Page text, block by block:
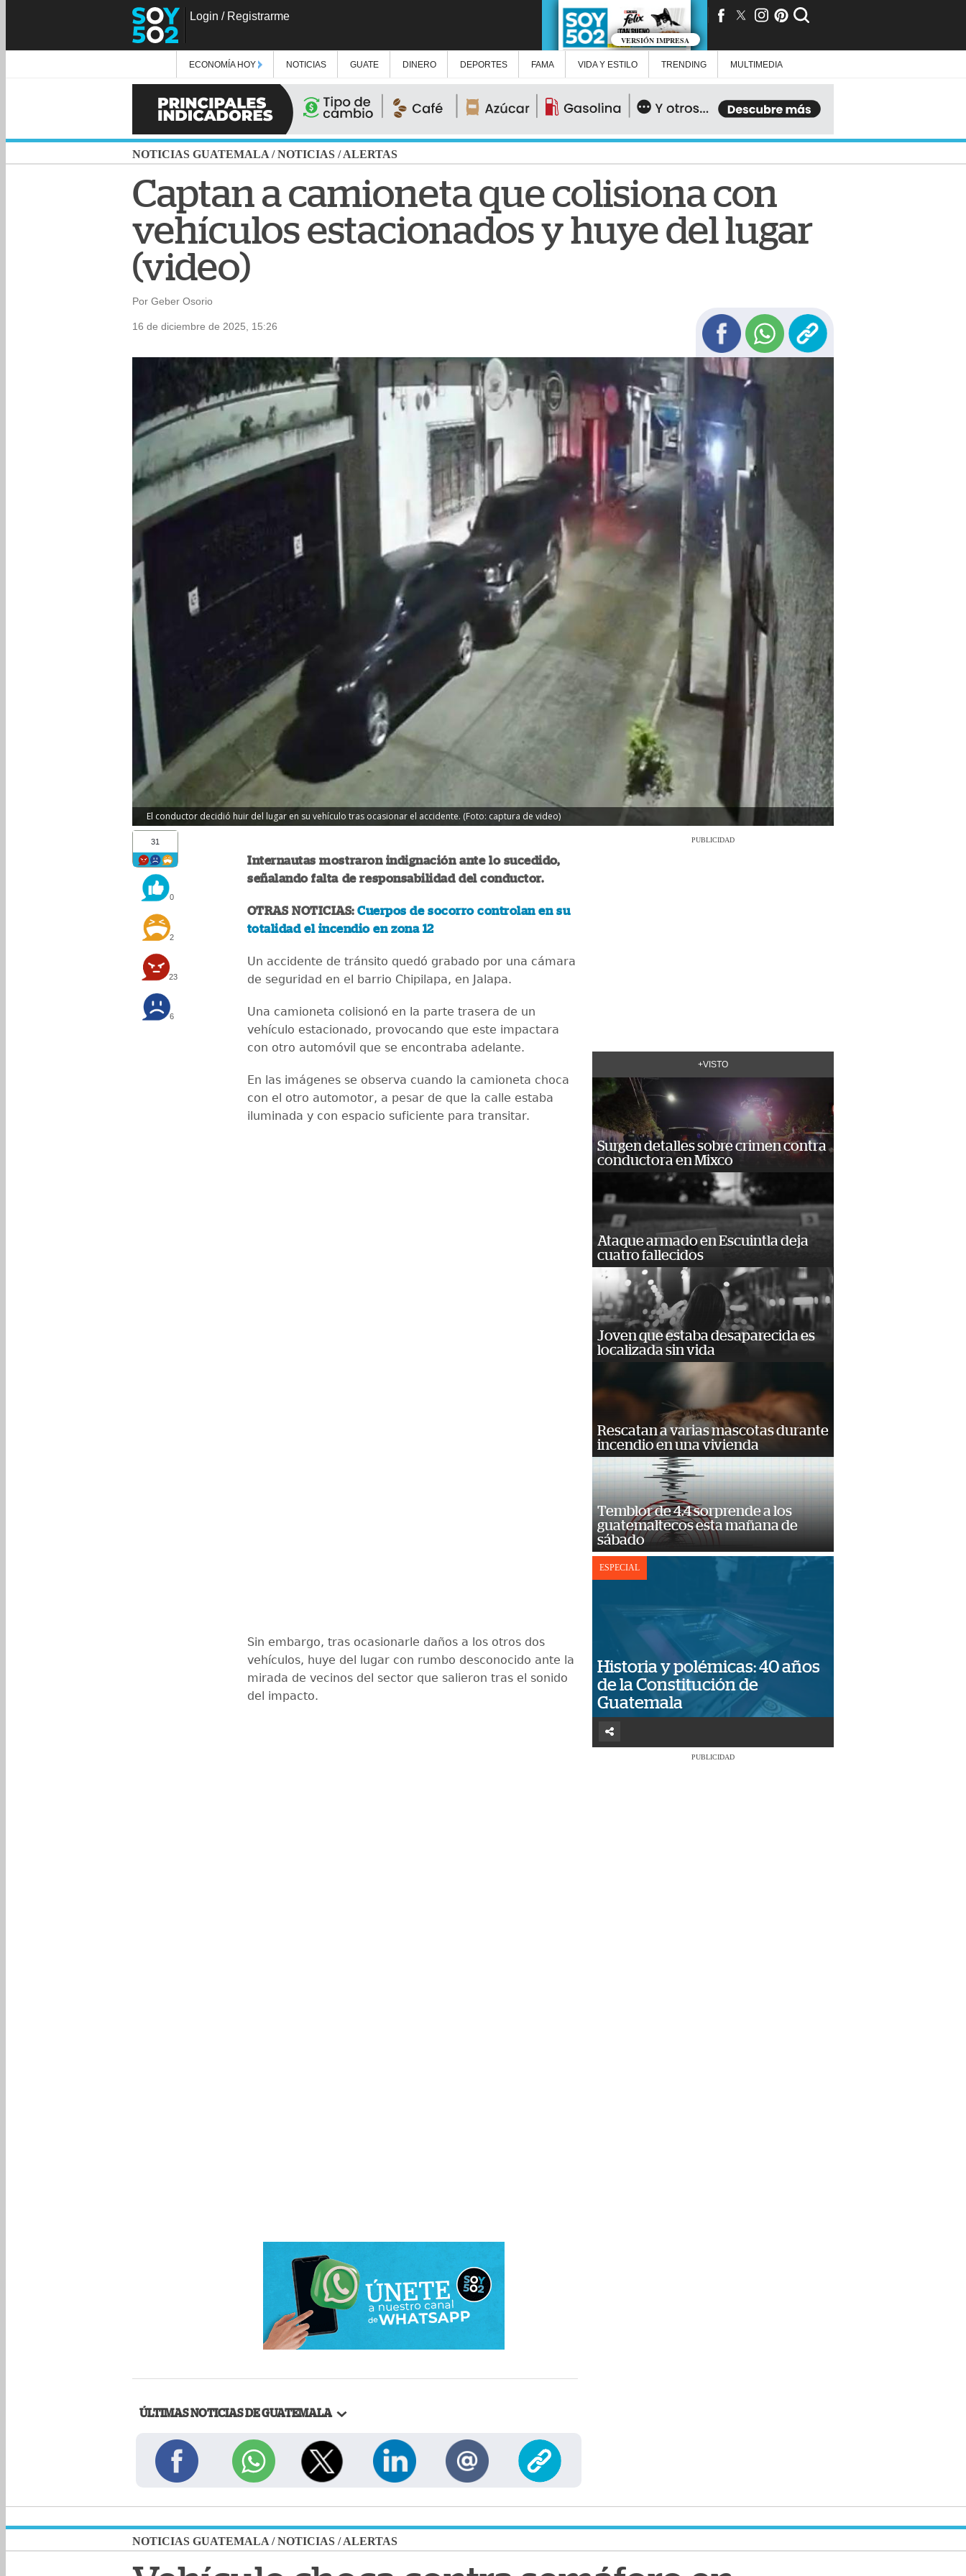
Login / Registrarme
VERSIÓN IMPRESA
ECONOMÍA HOY NOTICIAS GUATE DINERO DEPORTES FAMA VIDA Y ESTILO TRENDING MULTIMEDIA
NOTICIAS GUATEMALA /NOTICIAS /ALERTAS
Captan a camioneta que colisiona con
vehículos estacionados y huye del lugar
(video)
Por Geber Osorio
16 de diciembre de 2025, 15:26
El conductor decidió huir del lugar en su vehículo tras ocasionar el accidente. (Foto: captura de video)
31
0
2
23
6
Internautas mostraron indignación ante lo sucedido,
señalando falta de responsabilidad del conductor.
OTRAS NOTICIAS:Cuerpos de socorro controlan en su
totalidad el incendio en zona 12
Un accidente de tránsito quedó grabado por una cámara
de seguridad en el barrio Chipilapa, en Jalapa.
Una camioneta colisionó en la parte trasera de un
vehículo estacionado, provocando que este impactara
con otro automóvil que se encontraba adelante.
En las imágenes se observa cuando la camioneta choca
con el otro automotor, a pesar de que la calle estaba
iluminada y con espacio suficiente para transitar.
Sin embargo, tras ocasionarle daños a los otros dos
vehículos, huye del lugar con rumbo desconocido ante la
mirada de vecinos del sector que salieron tras el sonido
del impacto.
ÚLTIMAS NOTICIAS DE GUATEMALA
PUBLICIDAD
+VISTO
Surgen detalles sobre crimen contra
conductora en Mixco
Ataque armado en Escuintla deja
cuatro fallecidos
Joven que estaba desaparecida es
localizada sin vida
Rescatan a varias mascotas durante
incendio en una vivienda
Temblor de 4.4 sorprende a los
guatemaltecos esta mañana de
sábado
ESPECIAL
Historia y polémicas: 40 años
de la Constitución de
Guatemala
PUBLICIDAD
NOTICIAS GUATEMALA /NOTICIAS /ALERTAS